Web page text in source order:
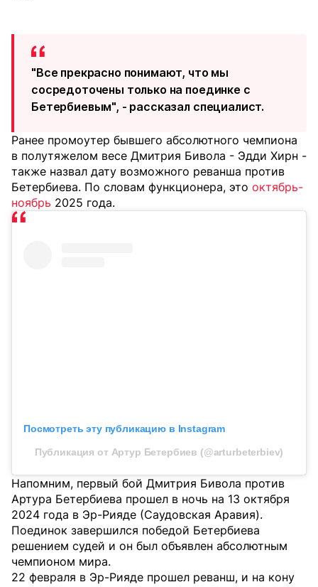
"Все прекрасно понимают, что мы
сосредоточены только на поединке с
Бетербиевым", - рассказал специалист.
Ранее промоутер бывшего абсолютного чемпиона
в полутяжелом весе Дмитрия Бивола - Эдди Хирн -
также назвал дату возможного реванша против
Бетербиева. По словам функционера, это октябрь-
ноябрь 2025 года.
Посмотреть эту публикацию в Instagram
Публикация от Артур Бетербиев (@arturbeterbiev)
Напомним, первый бой Дмитрия Бивола против
Артура Бетербиева прошел в ночь на 13 октября
2024 года в Эр-Рияде (Саудовская Аравия).
Поединок завершился победой Бетербиева
решением судей и он был объявлен абсолютным
чемпионом мира.
22 февраля в Эр-Рияде прошел реванш, и на кону